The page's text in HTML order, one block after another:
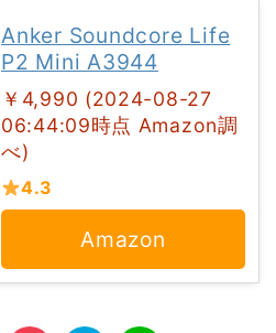
Anker Soundcore Life
P2 Mini A3944
￥4,990 (2024-08-27
06:44:09時点 Amazon調
べ)
4.3
Amazon